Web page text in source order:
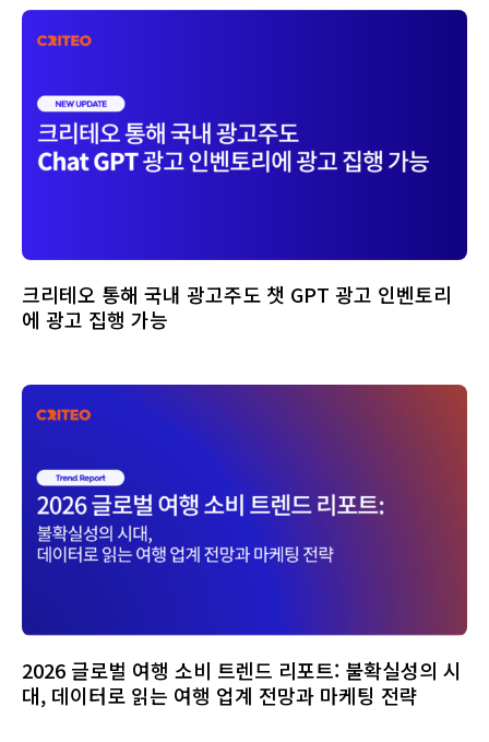
크리테오 통해 국내 광고주도 챗 GPT 광고 인벤토리
에 광고 집행 가능
2026 글로벌 여행 소비 트렌드 리포트: 불확실성의 시
대, 데이터로 읽는 여행 업계 전망과 마케팅 전략